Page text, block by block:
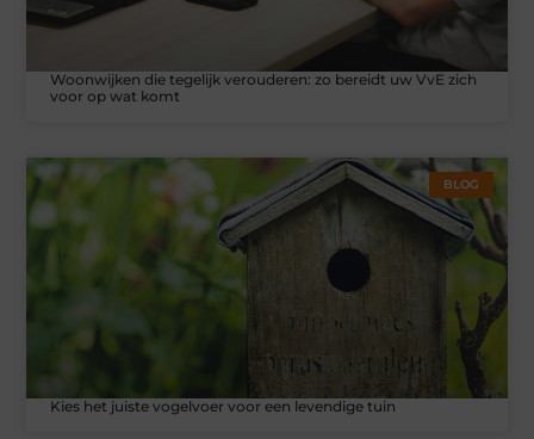
Woonwijken die tegelijk verouderen: zo bereidt uw VvE zich
voor op wat komt
BLOG
Kies het juiste vogelvoer voor een levendige tuin